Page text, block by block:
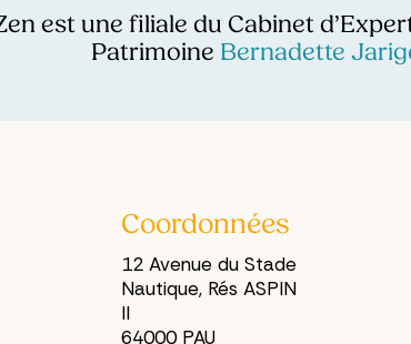
est une filiale du Cabinet
Patrimoine Bernadette
Coordonnées
12 Avenue du Stade
Nautique, Rés ASPIN
II
64000 PAU